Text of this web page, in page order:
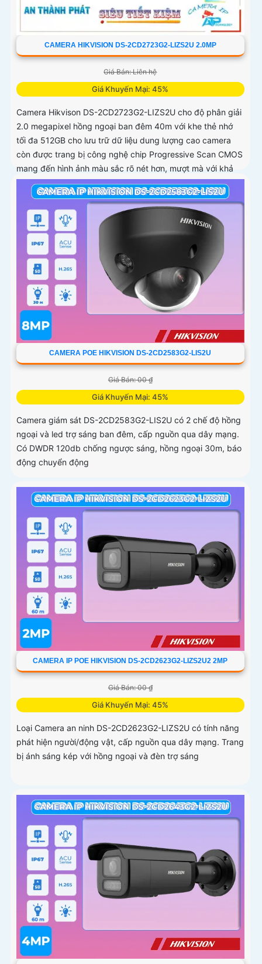
CAMERA HIKVISION DS-2CD2723G2-LIZS2U 2.0MP
Giá Bán: Liên hệ
Giá Khuyến Mại: 45%
Camera Hikvison DS-2CD2723G2-LIZS2U cho độ phân giải
2.0 megapixel hồng ngoại ban đêm 40m với khe thẻ nhớ
tối đa 512GB cho lưu trữ dữ liệu dung lượng cao camera
còn được trang bị công nghệ chip Progressive Scan CMOS
mang đến hình ảnh màu sắc rõ nét hơn, mượt mà với khả
năng quan sát Full Color trong khoảng cách 40m vào ban
đêm giúp camera có màu rõ nét như ban ngày
CAMERA POE HIKVISION DS-2CD2583G2-LIS2U
Giá Bán: 00 ₫
Giá Khuyến Mại: 45%
Camera giám sát DS-2CD2583G2-LIS2U có 2 chế độ hồng
ngoại và led trợ sáng ban đêm, cấp nguồn qua dây mạng.
Có DWDR 120db chống ngược sáng, hồng ngoại 30m, báo
động chuyển động
CAMERA IP POE HIKVISION DS-2CD2623G2-LIZS2U2 2MP
Giá Bán: 00 ₫
Giá Khuyến Mại: 45%
Loại Camera an ninh DS-2CD2623G2-LIZS2U có tính năng
phát hiện người/động vật, cấp nguồn qua dây mạng. Trang
bị ánh sáng kép với hồng ngoại và đèn trợ sáng